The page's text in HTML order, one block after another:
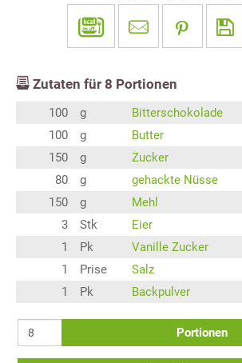
Zutaten für 8 Portionen
100 g
Bitterschokolade
100
g
Butter
150
g
Zucker
80
g
gehackte Nüsse
150
g
Mehl
3
Stk
Eier
1
Pk
Vanille Zucker
1
Prise
Salz
1
Pk Backpulver
Portionen